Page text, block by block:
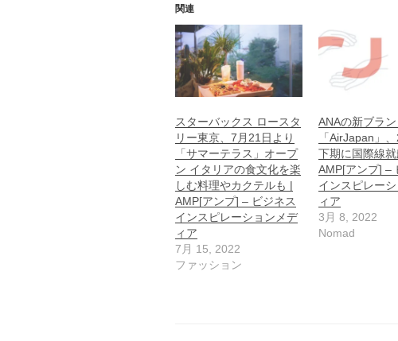
関連
スターバックス ロースタ
リー東京、7月21日より
「サマーテラス」オープ
ン イタリアの食文化を楽
しむ料理やカクテルも |
AMP[アンプ] – ビジネス
インスピレーションメデ
ィア
7月 15, 2022
ファッション
ANAの新ブラン
「AirJapan」
下期に国際線
AMP[アンプ] –
インスピレー
ィア
3月 8, 2022
Nomad